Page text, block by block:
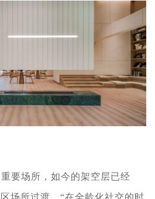
要场所，如今的架空层已经
场所过渡，“在全龄化社交的时